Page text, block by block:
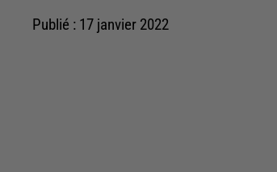
Publié : 17 janvier 2022